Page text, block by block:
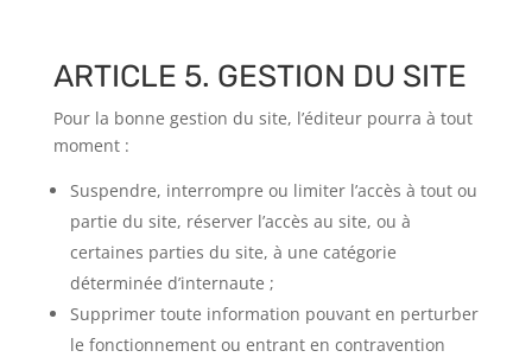
ARTICLE 5. GESTION DU SITE
Pour la bonne gestion du site, l’éditeur pourra à tout
moment :
Suspendre, interrompre ou limiter l’accès à tout ou
partie du site, réserver l’accès au site, ou à
certaines parties du site, à une catégorie
déterminée d’internaute ;
Supprimer toute information pouvant en perturber
le fonctionnement ou entrant en contravention